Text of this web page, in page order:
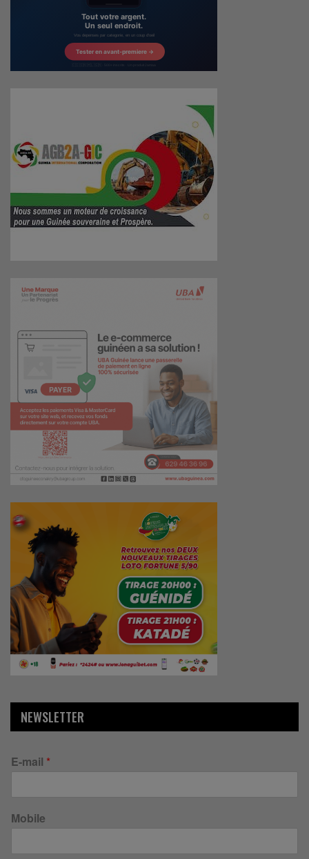
NEWSLETTER
E-mail *
Mobile